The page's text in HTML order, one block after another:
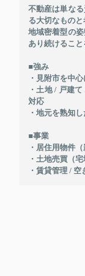
不動産は単な
る大切なものと
地域密着型の
あり続けること
■強み
・見附市を中
・土地 / 戸建
対応
・地元を熟知
■事業
・居住用物件
・土地売買（宅
・賃貸管理 /